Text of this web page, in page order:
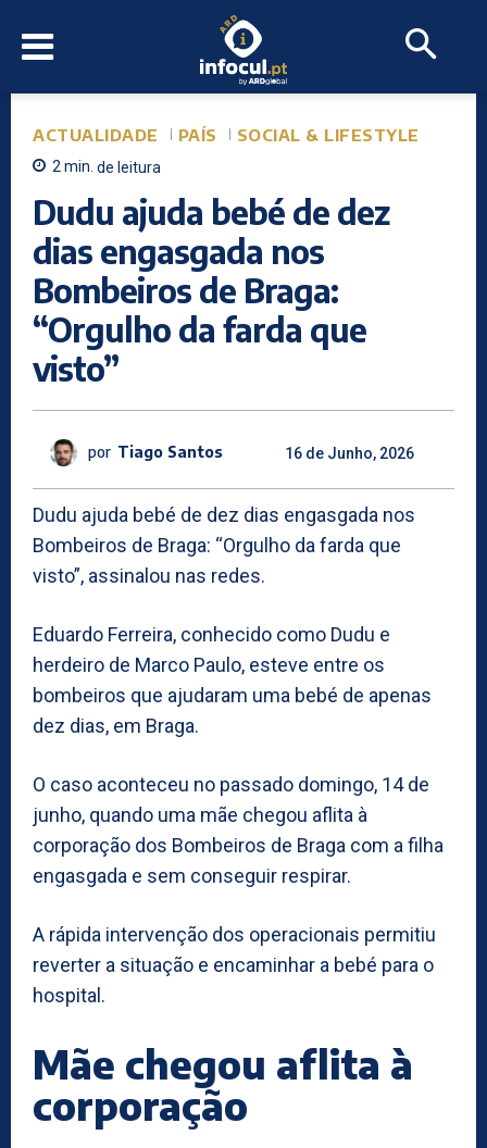
ACTUALIDADE PAÍS SOCIAL & LIFESTYLE
2min. de leitura
Dudu ajuda bebé de dez
dias engasgada nos
Bombeiros de Braga:
“Orgulho da farda que
visto”
por Tiago Santos 16 de Junho, 2026
Dudu ajuda bebé de dez dias engasgada nos
Bombeiros de Braga: “Orgulho da farda que
visto”, assinalou nas redes.
Eduardo Ferreira, conhecido como Dudu e
herdeiro de Marco Paulo, esteve entre os
bombeiros que ajudaram uma bebé de apenas
dez dias, em Braga.
O caso aconteceu no passado domingo, 14 de
junho, quando uma mãe chegou aflita à
corporação dos Bombeiros de Braga com a filha
engasgada e sem conseguir respirar.
A rápida intervenção dos operacionais permitiu
reverter a situação e encaminhar a bebé para o
hospital.
Mãe chegou aflita à
corporação